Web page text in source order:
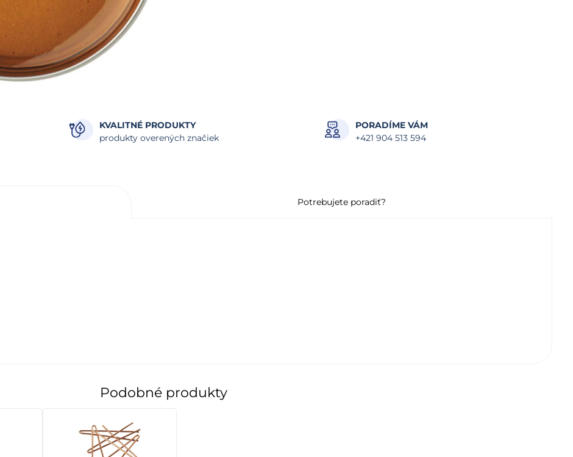
KVALITNÉ PRODUKTY
produkty overených značiek
PORADÍME VÁM
+421 904 513 594
Potrebujete poradiť?
Podobné produkty